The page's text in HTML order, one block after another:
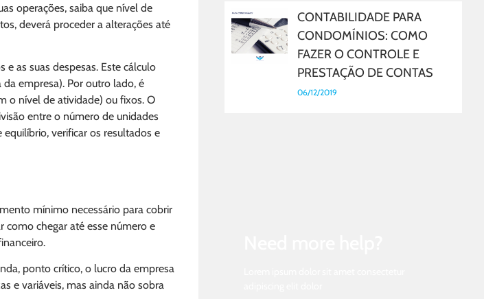
operações, saiba que nível de
deverá proceder a alterações até
e as suas despesas. Este cálculo
empresa). Por outro lado, é
o nível de atividade) ou fixos. O
entre o número de unidades
verificar os resultados e
mínimo necessário para cobrir
chegar até esse número e
ponto crítico, o lucro da empresa
e variáveis, mas ainda não sobra
CONTABILIDADE PARA
CONDOMÍNIOS: COMO
FAZER O CONTROLE E
PRESTAÇÃO DE CONTAS
06/12/2019